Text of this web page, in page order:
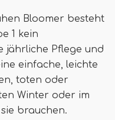
Bloomer besteht
1 kein
jährliche Pflege und
einfache, leichte
toten oder
Winter oder im
brauchen.